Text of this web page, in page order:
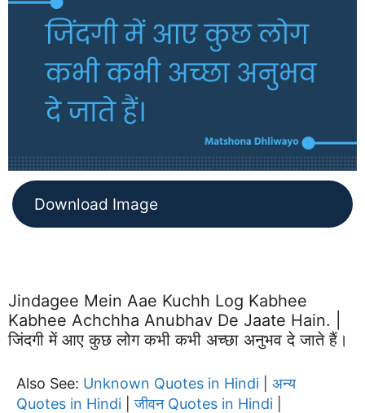
Download Image
Jindagee Mein Aae Kuchh Log Kabhee
Kabhee Achchha Anubhav De Jaate Hain. |
जिंदगी में आए कुछ लोग कभी कभी अच्छा अनुभव दे जाते हैं।
Also See: Unknown Quotes in Hindi
अन्य
Quotes in Hindi |जीवन Quotes in Hindi